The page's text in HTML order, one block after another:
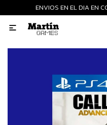
ENVIOS EN EL DIA EN

Consolas nuevas
Consolas recertificadas